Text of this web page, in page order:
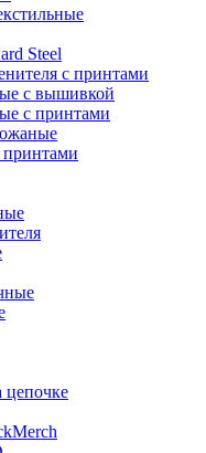
Steel
с принтами
с вышивкой
с принтами
цепочке